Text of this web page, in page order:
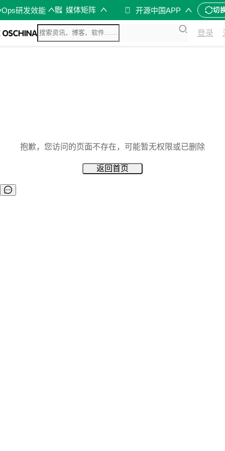
研发效能 媒体矩阵 开源中国APP 切
登录
抱歉，您访问的页面不存在，可能暂无权限或已删除
返回首页